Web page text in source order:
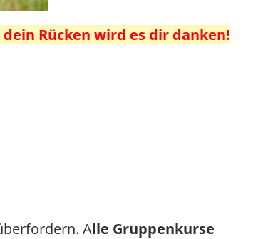
dein Rücken wird es dir danken!
Alle Gruppenkurse